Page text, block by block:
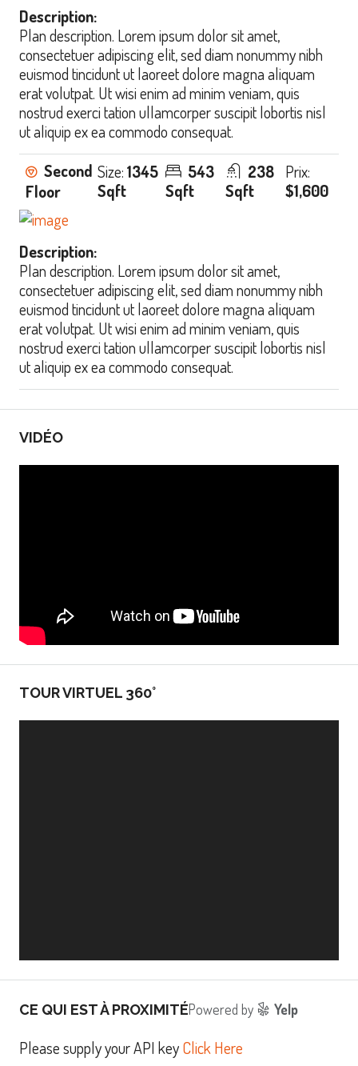
Description:
Plan description. Lorem ipsum dolor sit amet,
consectetuer adipiscing elit, sed diam nonummy nibh
euismod tincidunt ut laoreet dolore magna aliquam
erat volutpat. Ut wisi enim ad minim veniam, quis
nostrud exerci tation ullamcorper suscipit lobortis nisl
ut aliquip ex ea commodo consequat.
Second
Floor
Size:1345
Sqft
543
Sqft
238
Sqft
Prix:
$1,600
Description:
Plan description. Lorem ipsum dolor sit amet,
consectetuer adipiscing elit, sed diam nonummy nibh
euismod tincidunt ut laoreet dolore magna aliquam
erat volutpat. Ut wisi enim ad minim veniam, quis
nostrud exerci tation ullamcorper suscipit lobortis nisl
ut aliquip ex ea commodo consequat.
VIDÉO
TOUR VIRTUEL 360°
CE QUI EST À PROXIMITÉPowered by Yelp
Please supply your API keyClick Here